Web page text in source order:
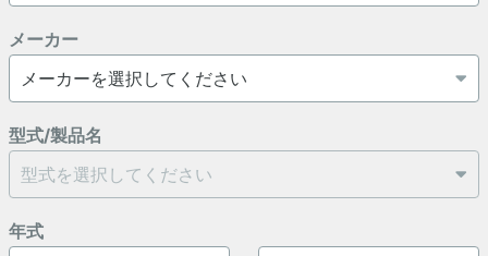
メーカー
型式/製品名
年式